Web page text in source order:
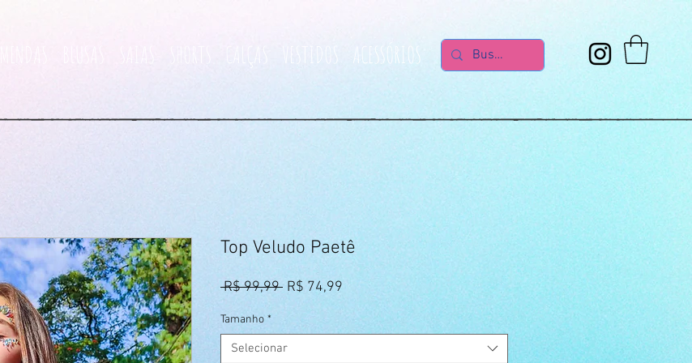
VESTIDOS ACESSÓRIOS
Top Veludo Paetê
R$ 99,99 Preço
normal
R$ 74,99
promocional
Tamanho *
Selecionar